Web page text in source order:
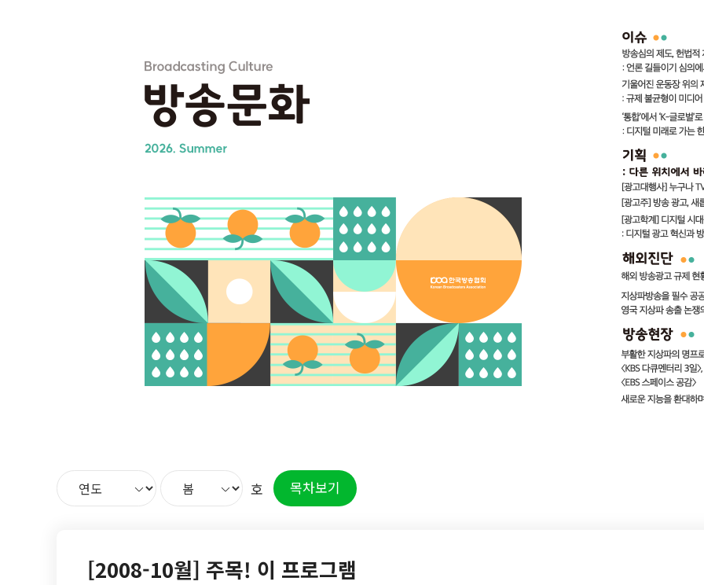
호 목차보기
[2008-10월] 주목! 이 프로그램